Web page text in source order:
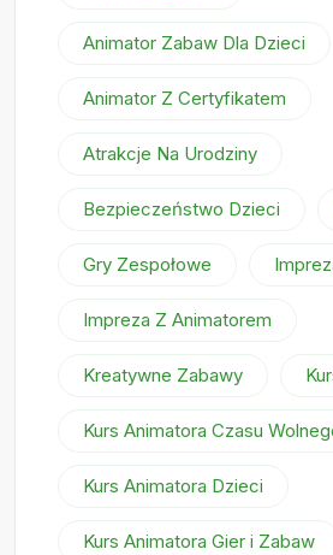
Animator Zabaw Dla Dzieci
Animator Z Certyfikatem
Atrakcje Na Urodziny
Bezpieczeństwo Dzieci
Gry Zespołowe
Impreza Z Animatorem
Kreatywne Zabawy
Kurs Animatora Czasu
Kurs Animatora Dzieci
Kurs Animatora Gier i Zabaw